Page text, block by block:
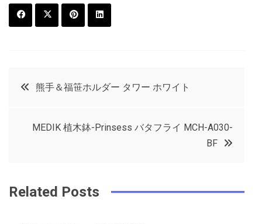
t
r
e
e
e
in
投
熊手＆福笹ホルダー タワー ホワイト
MEDIK 植木鉢-Prinsess バタフライ MCH-A030-
BF
Related Posts